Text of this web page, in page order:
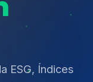
em ISO 27001,
9001, ISO
de